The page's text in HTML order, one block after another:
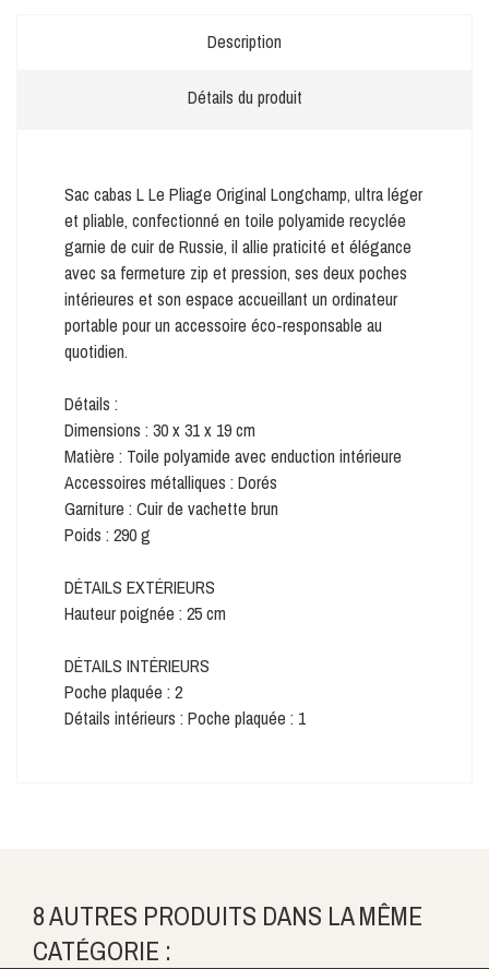
Description
Détails du produit
Sac cabas L Le Pliage Original Longchamp, ultra léger
et pliable, confectionné en toile polyamide recyclée
garnie de cuir de Russie, il allie praticité et élégance
avec sa fermeture zip et pression, ses deux poches
intérieures et son espace accueillant un ordinateur
portable pour un accessoire éco-responsable au
quotidien.
Détails :
Dimensions : 30 x 31 x 19 cm
Matière : Toile polyamide avec enduction intérieure
Accessoires métalliques : Dorés
Garniture : Cuir de vachette brun
Poids : 290 g
DÉTAILS EXTÉRIEURS
Hauteur poignée : 25 cm
DÉTAILS INTÉRIEURS
Poche plaquée : 2
Détails intérieurs : Poche plaquée : 1
8 AUTRES PRODUITS DANS LA MÊME
CATÉGORIE :